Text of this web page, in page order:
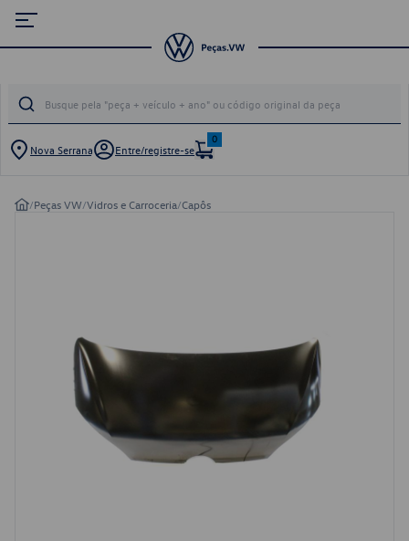
Nova Serrana Entre/registre-se
0
/Peças VW/Vidros e Carroceria/Capôs